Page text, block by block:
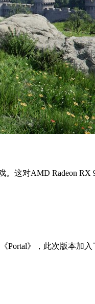
。这对AMD Radeon RX
Portal》，此次版本加